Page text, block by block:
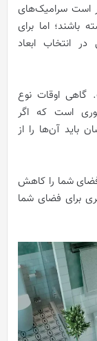
است سرامیک‌های
باشند؛ اما برای
انتخاب ابعاد
گاهی اوقات نوع
است که اگر
باید آن‌ها را از
شما را کاهش
برای فضای شما